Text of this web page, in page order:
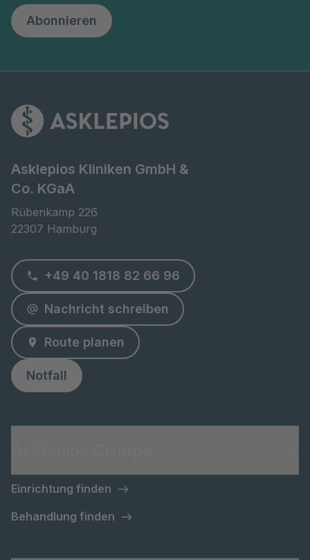
Abonnieren
Asklepios Kliniken GmbH &
Co. KGaA
Rübenkamp 226
22307 Hamburg
+49 40 1818 82 66 96
Nachricht schreiben
Route planen
Notfall
Einrichtung finden
Behandlung finden